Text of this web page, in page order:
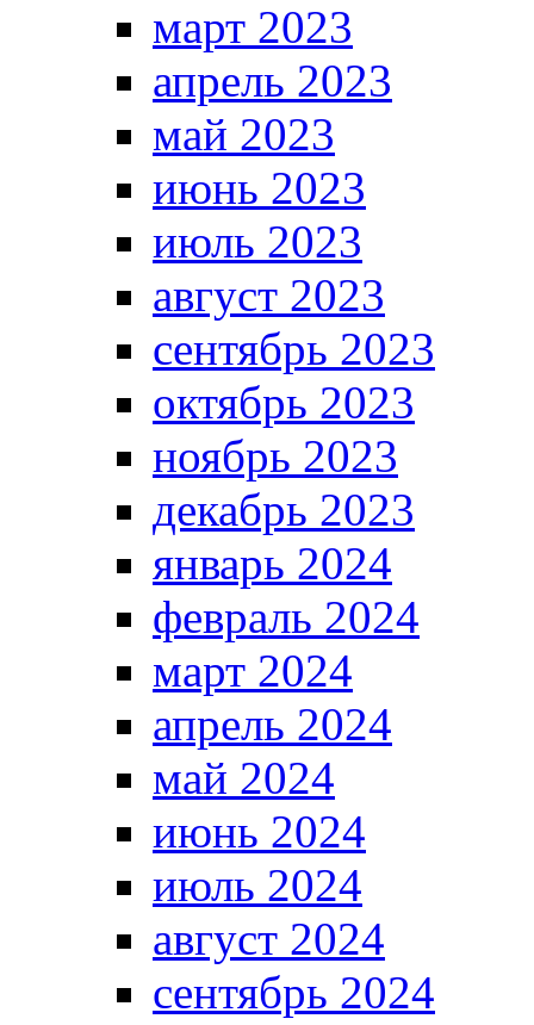
март 2023
апрель 2023
май 2023
июнь 2023
июль 2023
август 2023
сентябрь 2023
октябрь 2023
ноябрь 2023
декабрь 2023
январь 2024
февраль 2024
март 2024
апрель 2024
май 2024
июнь 2024
июль 2024
август 2024
сентябрь 2024